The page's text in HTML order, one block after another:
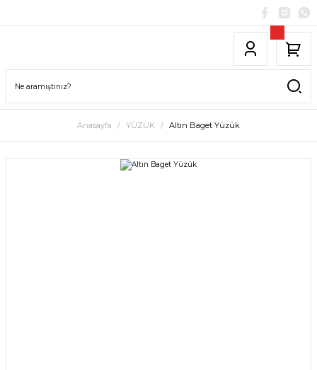
Anasayfa YÜZÜK Altın Baget Yüzük